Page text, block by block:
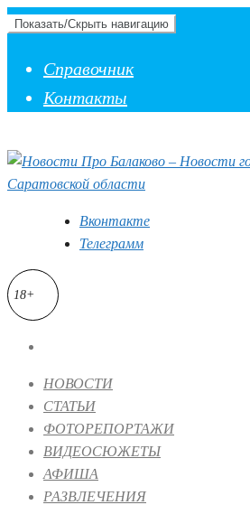
Показать/Скрыть навигацию
Справочник
Контакты
Вконтакте
Телеграмм
18+
НОВОСТИ
СТАТЬИ
ФОТОРЕПОРТАЖИ
ВИДЕОСЮЖЕТЫ
АФИША
РАЗВЛЕЧЕНИЯ